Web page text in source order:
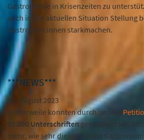
Gastronomie in Krisenzeiten zu
auch in der aktuellen Situation Stellung
Gastronom:innen starkmachen.
***NEWS***
25. August 2023
Mittlerweile konnten durch unsere
30.000 Unterschriftengesammelt
mehr, wie sehr dieses Thema